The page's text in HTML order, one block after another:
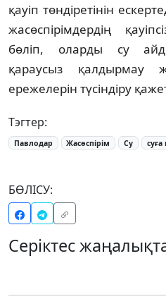
қауіп төндіретінін
жасөспірімдердің
бөліп, оларды су
қараусыз қалдырмау
ережелерін түсіндіру
Тэгтер:
Павлодар Жасөспірім Су
БӨЛІСУ:
Серіктес